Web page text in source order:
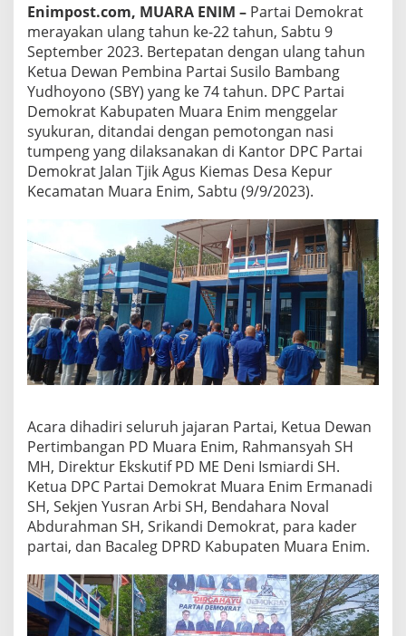
Enimpost.com, MUARA ENIM – Partai Demokrat
merayakan ulang tahun ke-22 tahun, Sabtu 9
September 2023. Bertepatan dengan ulang tahun
Ketua Dewan Pembina Partai Susilo Bambang
Yudhoyono (SBY) yang ke 74 tahun. DPC Partai
Demokrat Kabupaten Muara Enim menggelar
syukuran, ditandai dengan pemotongan nasi
tumpeng yang dilaksanakan di Kantor DPC Partai
Demokrat Jalan Tjik Agus Kiemas Desa Kepur
Kecamatan Muara Enim, Sabtu (9/9/2023).
Acara dihadiri seluruh jajaran Partai, Ketua Dewan
Pertimbangan PD Muara Enim, Rahmansyah SH
MH, Direktur Ekskutif PD ME Deni Ismiardi SH.
Ketua DPC Partai Demokrat Muara Enim Ermanadi
SH, Sekjen Yusran Arbi SH, Bendahara Noval
Abdurahman SH, Srikandi Demokrat, para kader
partai, dan Bacaleg DPRD Kabupaten Muara Enim.